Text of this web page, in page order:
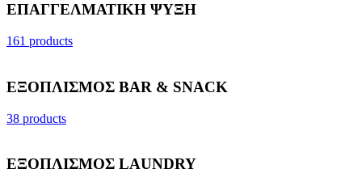
ΕΠΑΓΓΕΛΜΑΤΙΚΗ ΨΥΞΗ
161 products
ΕΞΟΠΛΙΣΜΟΣ BAR & SNACK
38 products
ΕΞΟΠΛΙΣΜΟΣ LAUNDRY